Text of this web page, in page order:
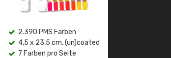
2.390 PMS Farben
4,5 x 23,5 cm, (un)coated
7 Farben pro Seite